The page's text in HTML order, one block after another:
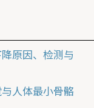
原因、检测与
人体最小骨骼